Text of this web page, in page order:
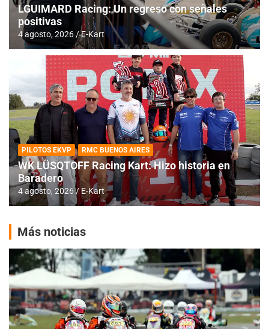
LGUIMARD Racing: Un regreso con señales
positivas
4 agosto, 2026 E-Kart
PILOTOS EKVP RMC BUENOS AIRES
WK LÜSQTOFF Racing Kart: Hizo historia en
Baradero
4 agosto, 2026 E-Kart
Más noticias